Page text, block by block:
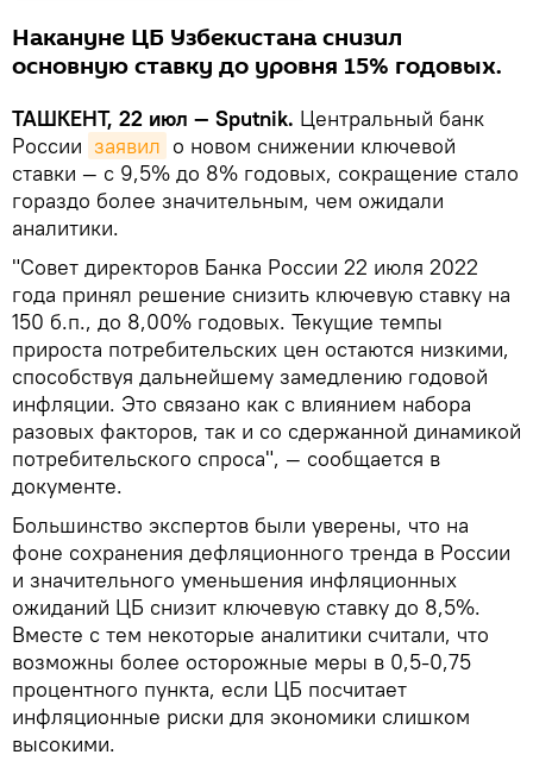
Накануне ЦБ Узбекистана снизил
основную ставку до уровня 15% годовых.
ТАШКЕНТ, 22 июл — Sputnik. Центральный банк
России заявил о новом снижении ключевой
ставки — с 9,5% до 8% годовых, сокращение стало
гораздо более значительным, чем ожидали
аналитики.
"Совет директоров Банка России 22 июля 2022
года принял решение снизить ключевую ставку на
150 б.п., до 8,00% годовых. Текущие темпы
прироста потребительских цен остаются низкими,
способствуя дальнейшему замедлению годовой
инфляции. Это связано как с влиянием набора
разовых факторов, так и со сдержанной динамикой
потребительского спроса", — сообщается в
документе.
Большинство экспертов были уверены, что на
фоне сохранения дефляционного тренда в России
и значительного уменьшения инфляционных
ожиданий ЦБ снизит ключевую ставку до 8,5%.
Вместе с тем некоторые аналитики считали, что
возможны более осторожные меры в 0,5-0,75
процентного пункта, если ЦБ посчитает
инфляционные риски для экономики слишком
высокими.